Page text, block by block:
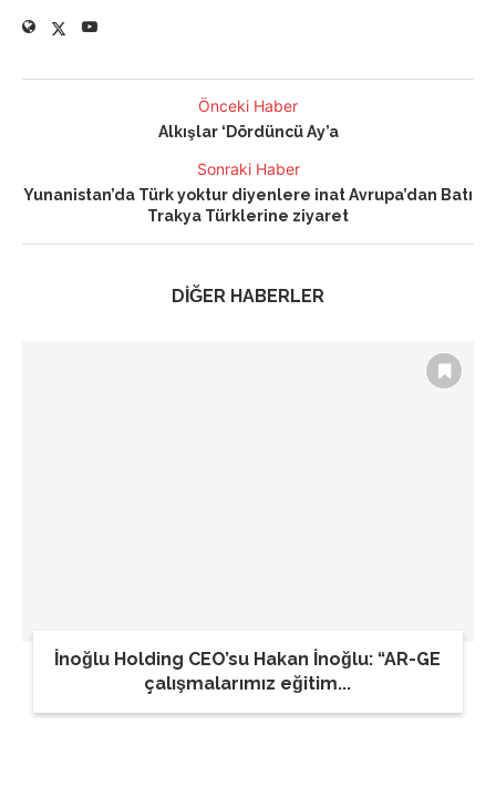
Önceki Haber
Alkışlar ‘Dördüncü Ay’a
Sonraki Haber
Yunanistan’da Türk yoktur diyenlere inat Avrupa’dan Batı
Trakya Türklerine ziyaret
DİĞER HABERLER
İnoğlu Holding CEO’su Hakan İnoğlu: “AR-GE
çalışmalarımız eğitim...